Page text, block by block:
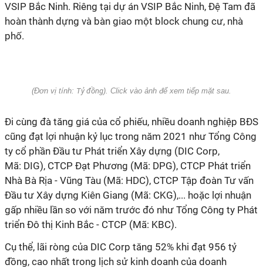
VSIP Bắc Ninh. Riêng tại dự án VSIP Bắc Ninh, Đệ Tam đã
hoàn thành dựng và bàn giao một block chung cư, nhà
phố.
(Đơn vị tính: Tỷ đồng). Click vào ảnh để xem tiếp mặt sau.
Đi cùng đà tăng giá của cổ phiếu, nhiều doanh nghiệp BĐS
cũng đạt lợi nhuận kỷ lục trong năm 2021 như Tổng Công
ty cổ phần Đầu tư Phát triển Xây dựng (DIC Corp,
Mã: DIG), CTCP Đạt Phương (Mã: DPG), CTCP Phát triển
Nhà Bà Rịa - Vũng Tàu (Mã: HDC), CTCP Tập đoàn Tư vấn
Đầu tư Xây dựng Kiên Giang (Mã: CKG),... hoặc lợi nhuận
gấp nhiều lần so với năm trước đó như Tổng Công ty Phát
triển Đô thị Kinh Bắc - CTCP (Mã: KBC).
Cụ thể, lãi ròng của DIC Corp tăng 52% khi đạt 956 tỷ
đồng, cao nhất trong lịch sử kinh doanh của doanh